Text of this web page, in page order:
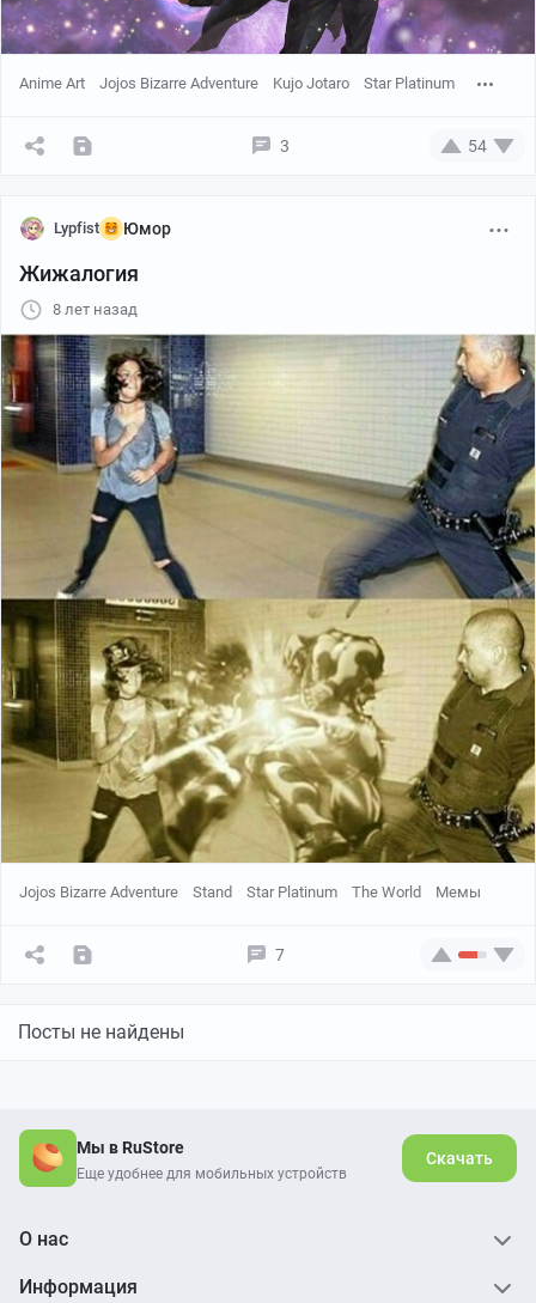
Anime Art Jojos Bizarre Adventure Kujo Jotaro Star Platinum
3 54
Lypfist Юмор
Жижалогия
8 лет назад
Jojos Bizarre Adventure Stand Star Platinum The World Мемы
7
Посты не найдены
Мы в RuStore
Еще удобнее для мобильных устройств
Скачать
О нас
Информация